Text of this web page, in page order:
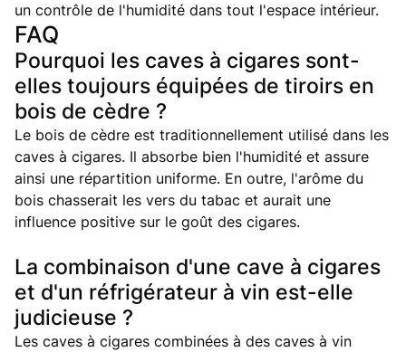
un contrôle de l'humidité dans tout l'espace intérieur.
FAQ
Pourquoi les caves à cigares sont-
elles toujours équipées de tiroirs en
bois de cèdre ?
Le bois de cèdre est traditionnellement utilisé dans les
caves à cigares. Il absorbe bien l'humidité et assure
ainsi une répartition uniforme. En outre, l'arôme du
bois chasserait les vers du tabac et aurait une
influence positive sur le goût des cigares.
La combinaison d'une cave à cigares
et d'un réfrigérateur à vin est-elle
judicieuse ?
Les caves à cigares combinées à des caves à vin